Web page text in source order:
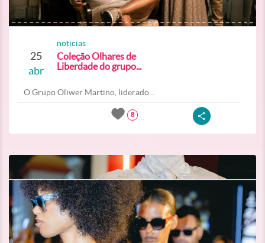
25
abr
noticias
Coleção Olhares de
Liberdade do grupo...
O Grupo Oliwer Martino, liderado...
8